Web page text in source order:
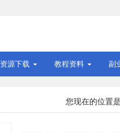
资源下载 教程资料 副
您现在的位置